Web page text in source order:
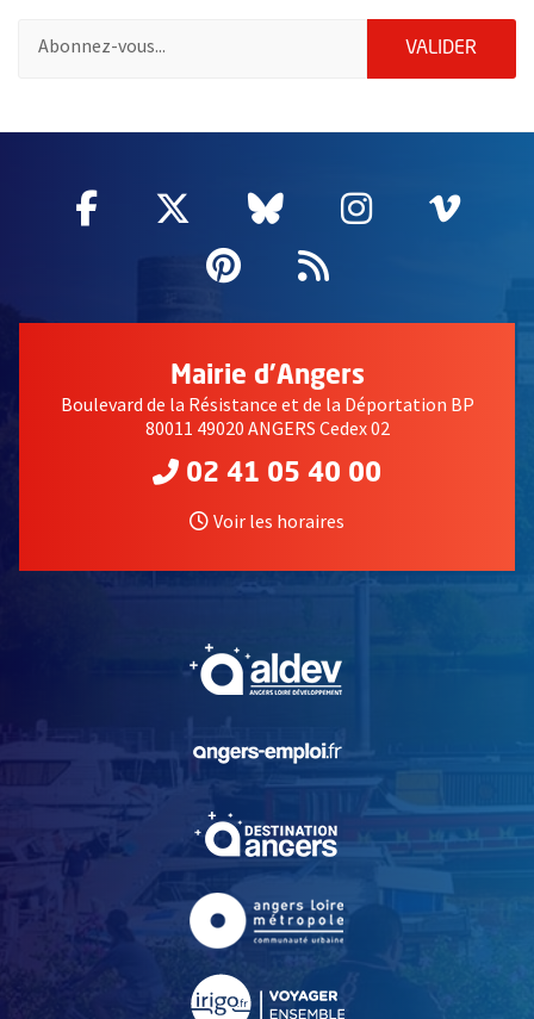
VALIDER
Facebook
, Ouvre une nouvelle fenêtre
Twitter
, Ouvre une nouvelle
Bluesky
, Ouvre une
Instagram
, Ouvre
,
Pinterest
, Ouvre une
Flux RSS
Mairie d'Angers
Boulevard de la Résistance et de la Déportation BP
80011 49020 ANGERS Cedex 02
02 41 05 40 00
Voir les horaires
, Ouvre une nouvelle
, Ouvre une nouvelle